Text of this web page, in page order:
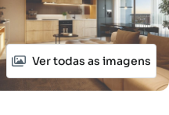
Ver todas as imagens